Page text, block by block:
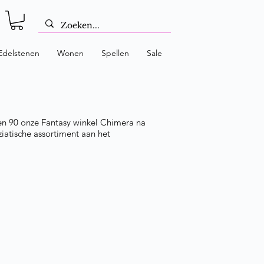
Wonen Spellen Sale
90 onze Fantasy winkel Chimera na
assortiment aan het